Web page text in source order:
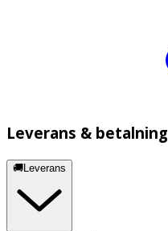
Leverans & betalning
🚚Leverans